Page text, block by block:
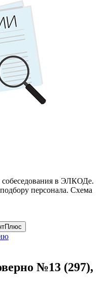
в ЭЛКОДе.
персонала. Схема
№13 (297),